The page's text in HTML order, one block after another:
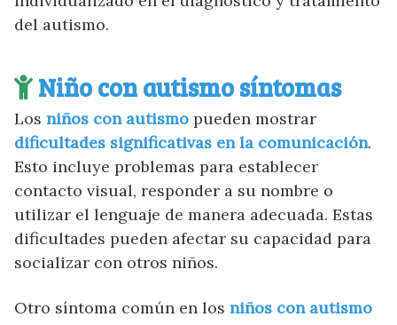
del autismo.
Niño con autismo síntomas
Los niños con autismo pueden mostrar
dificultades significativas en la comunicación.
Esto incluye problemas para establecer
contacto visual, responder a su nombre o
utilizar el lenguaje de manera adecuada. Estas
dificultades pueden afectar su capacidad para
socializar con otros niños.
Otro síntoma común en los niños con autismo